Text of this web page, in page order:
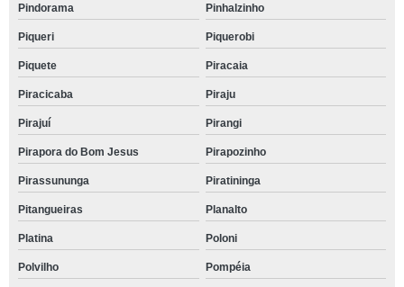
Pindorama Pinhalzinho
Piqueri Piquerobi
Piquete Piracaia
Piracicaba Piraju
Pirajuí Pirangi
Pirapora do Bom Jesus Pirapozinho
Pirassununga Piratininga
Pitangueiras Planalto
Platina Poloni
Polvilho Pompéia